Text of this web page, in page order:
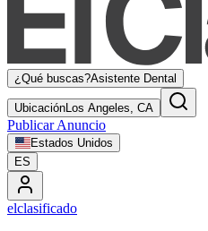
¿Qué buscas?Asistente Dental
UbicaciónLos Angeles, CA
Publicar Anuncio
Estados Unidos
ES
elclasificado